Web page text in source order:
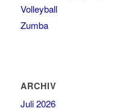
Volleyball
Zumba
ARCHIV
Juli 2026